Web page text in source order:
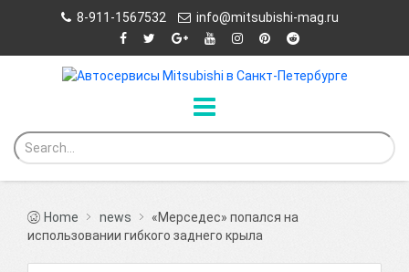
8-911-1567532 info@mitsubishi-mag.ru
Home news
«Мерседес» попался на
использовании гибкого заднего крыла